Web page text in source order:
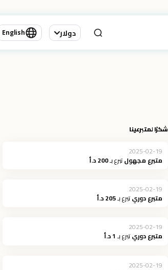
دولار English
شكرًا لمتبرعينا
2025-02-19
متبرع مجهولتبرع بـ200 د.أ
2025-02-19
متبرع دوريتبرع بـ205 د.أ
2025-02-19
متبرع دوريتبرع بـ1 د.أ
2025-02-19